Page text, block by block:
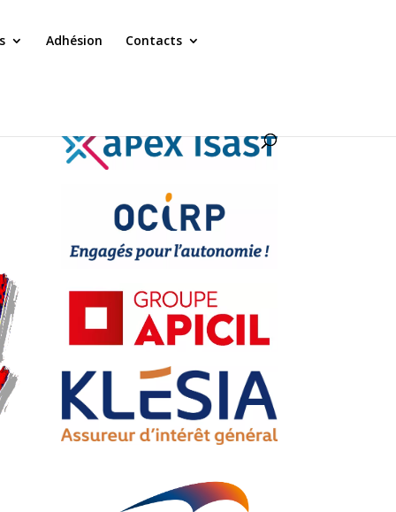
Adhésion Contacts